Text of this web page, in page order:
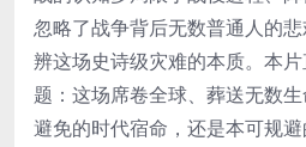
忽略了战争背后无数普通人的
辨这场史诗级灾难的本质。本
题：这场席卷全球、葬送无数
避免的时代宿命，还是本可规